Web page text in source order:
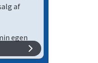
af
egen